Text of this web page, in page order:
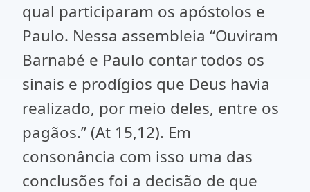
qual participaram os apóstolos e
Paulo. Nessa assembleia “Ouviram
Barnabé e Paulo contar todos os
sinais e prodígios que Deus havia
realizado, por meio deles, entre os
pagãos.” (At 15,12). Em
consonância com isso uma das
conclusões foi a decisão de que